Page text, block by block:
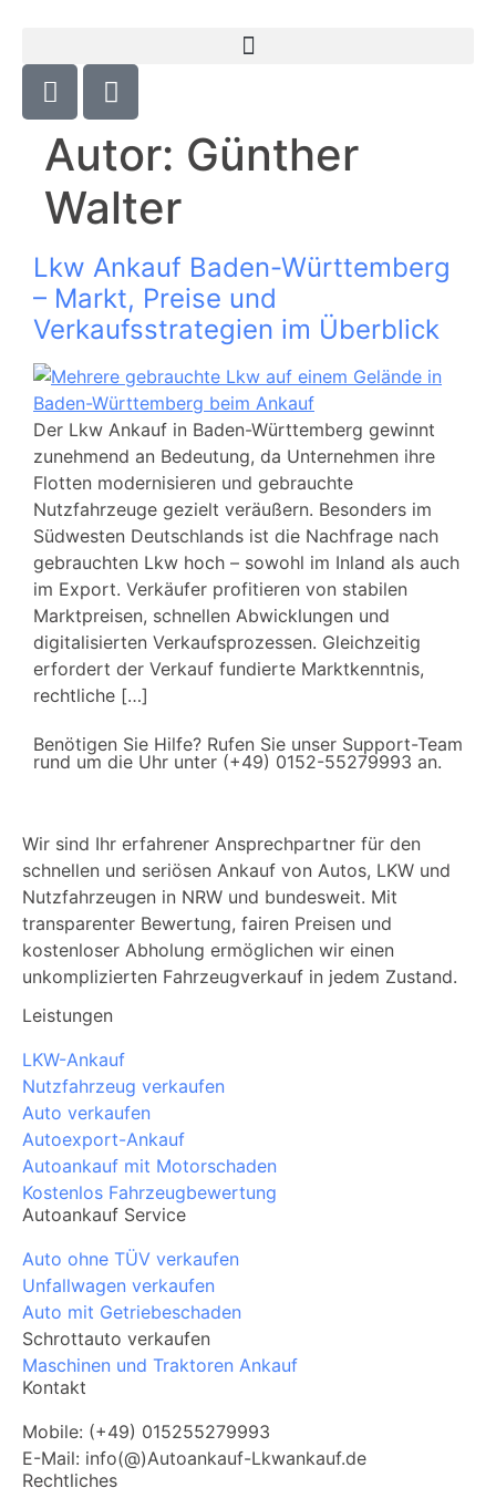
Autor: Günther
Walter
Lkw Ankauf Baden-Württemberg
– Markt, Preise und
Verkaufsstrategien im Überblick
Der Lkw Ankauf in Baden-Württemberg gewinnt
zunehmend an Bedeutung, da Unternehmen ihre
Flotten modernisieren und gebrauchte
Nutzfahrzeuge gezielt veräußern. Besonders im
Südwesten Deutschlands ist die Nachfrage nach
gebrauchten Lkw hoch – sowohl im Inland als auch
im Export. Verkäufer profitieren von stabilen
Marktpreisen, schnellen Abwicklungen und
digitalisierten Verkaufsprozessen. Gleichzeitig
erfordert der Verkauf fundierte Marktkenntnis,
rechtliche […]
Benötigen Sie Hilfe? Rufen Sie unser Support-Team
rund um die Uhr unter (+49) 0152-55279993 an.
Wir sind Ihr erfahrener Ansprechpartner für den
schnellen und seriösen Ankauf von Autos, LKW und
Nutzfahrzeugen in NRW und bundesweit. Mit
transparenter Bewertung, fairen Preisen und
kostenloser Abholung ermöglichen wir einen
unkomplizierten Fahrzeugverkauf in jedem Zustand.
Leistungen
LKW-Ankauf
Nutzfahrzeug verkaufen
Auto verkaufen
Autoexport-Ankauf
Autoankauf mit Motorschaden
Kostenlos Fahrzeugbewertung
Autoankauf Service
Auto ohne TÜV verkaufen
Unfallwagen verkaufen
Auto mit Getriebeschaden
Schrottauto verkaufen
Maschinen und Traktoren Ankauf
Kontakt
Mobile: (+49) 015255279993
E-Mail: info(@)Autoankauf-Lkwankauf.de
Rechtliches